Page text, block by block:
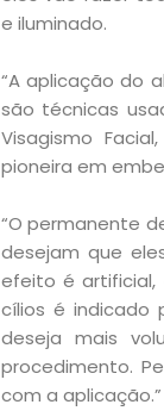
Início
e iluminado.
“A aplicação do
são técnicas
Visagismo
pioneira em
“O permanente
desejam que
efeito é artificial,
cílios é indicado
deseja mais
procedimento.
com a aplicação.”